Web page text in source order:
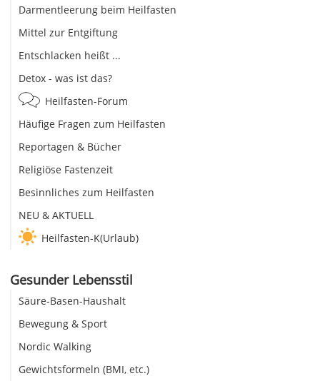
Darmentleerung beim Heilfasten
Mittel zur Entgiftung
Entschlacken heißt ...
Detox - was ist das?
Heilfasten-Forum
Häufige Fragen zum Heilfasten
Reportagen & Bücher
Religiöse Fastenzeit
Besinnliches zum Heilfasten
NEU & AKTUELL
Heilfasten-K(Urlaub)
Gesunder Lebensstil
Säure-Basen-Haushalt
Bewegung & Sport
Nordic Walking
Gewichtsformeln (BMI, etc.)